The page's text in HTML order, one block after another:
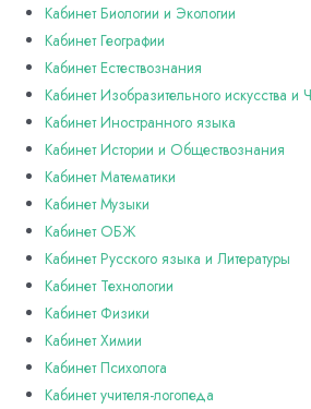
Кабинет Биологии и Экологии
Кабинет Географии
Кабинет Естествознания
Кабинет Изобразительного искусства и
Кабинет Иностранного языка
Кабинет Истории и Обществознания
Кабинет Математики
Кабинет Музыки
Кабинет ОБЖ
Кабинет Русского языка и Литературы
Кабинет Технологии
Кабинет Физики
Кабинет Химии
Кабинет Психолога
Кабинет учителя-логопеда